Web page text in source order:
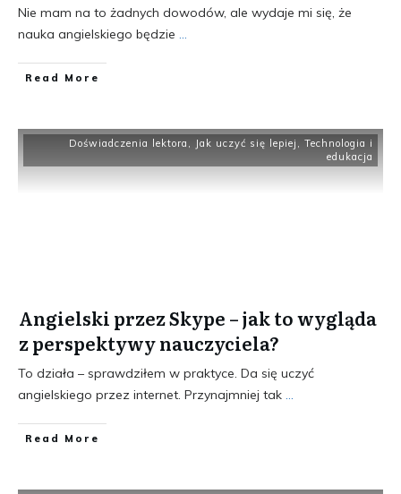
Nie mam na to żadnych dowodów, ale wydaje mi się, że
nauka angielskiego będzie
​Read More
Doświadczenia lektora Jak uczyć się lepiej
Technologia i
edukacja
Angielski przez Skype – jak to wygląda
z perspektywy nauczyciela?
To działa – sprawdziłem w praktyce. Da się uczyć
angielskiego przez internet. Przynajmniej tak
​Read More